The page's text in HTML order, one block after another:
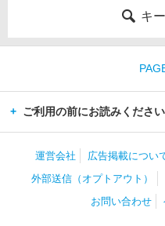
キ
ご利用の前にお読みください
運営会社 広告掲載につい
外部送信（オプトアウト）
お問い合わせ